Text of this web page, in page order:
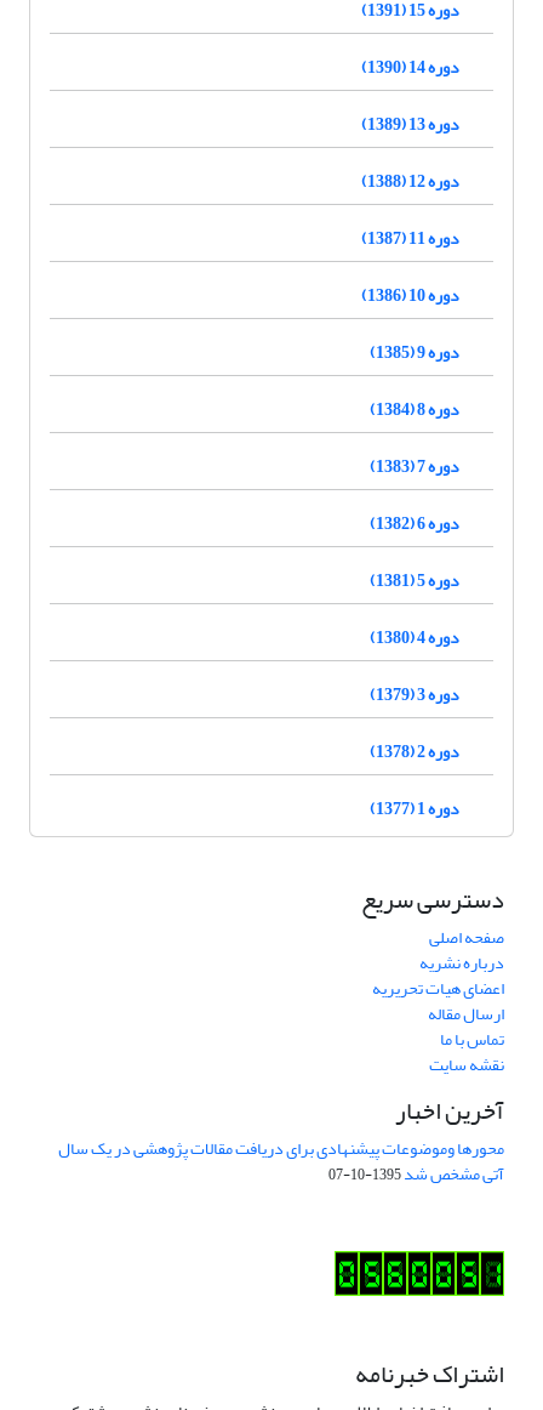
دوره 15 (1391)
دوره 14 (1390)
دوره 13 (1389)
دوره 12 (1388)
دوره 11 (1387)
دوره 10 (1386)
دوره 9 (1385)
دوره 8 (1384)
دوره 7 (1383)
دوره 6 (1382)
دوره 5 (1381)
دوره 4 (1380)
دوره 3 (1379)
دوره 2 (1378)
دوره 1 (1377)
دسترسی سریع
صفحه اصلی
درباره نشریه
اعضای هیات تحریریه
ارسال مقاله
تماس با ما
نقشه سایت
آخرین اخبار
محورها وموضوعات پیشنهادی برای دریافت مقالات پژوهشی در یک سال
آتی مشخص شد1395-10-07
اشتراک خبرنامه